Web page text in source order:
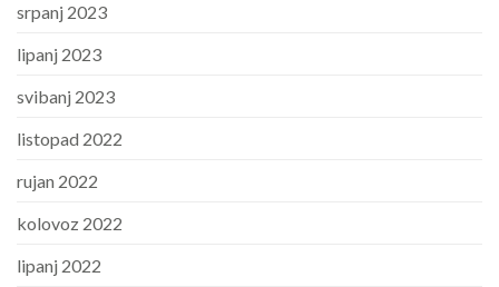
srpanj 2023
lipanj 2023
svibanj 2023
listopad 2022
rujan 2022
kolovoz 2022
lipanj 2022